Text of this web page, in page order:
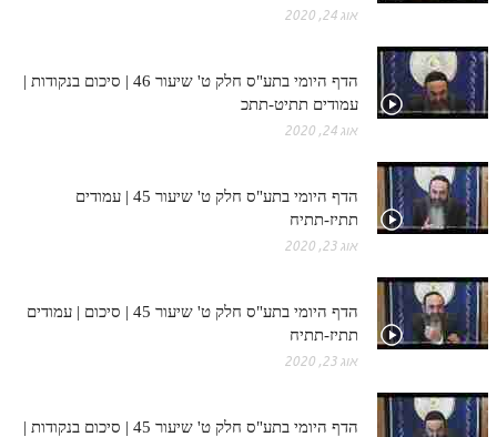
לאתר ספר הרב
דף היומי בזוהר הקדוש
אוג 24, 2020
הדף היומי בתע"ס חלק ט' שיעור 46 | סיכום בנקודות |
עמודים תתיט-תתכ
אוג 24, 2020
הדף היומי בתע"ס חלק ט' שיעור 45 | עמודים
תתיז-תתיח
אוג 23, 2020
הדף היומי בתע"ס חלק ט' שיעור 45 | סיכום | עמודים
תתיז-תתיח
אוג 23, 2020
הדף היומי בתע"ס חלק ט' שיעור 45 | סיכום בנקודות |